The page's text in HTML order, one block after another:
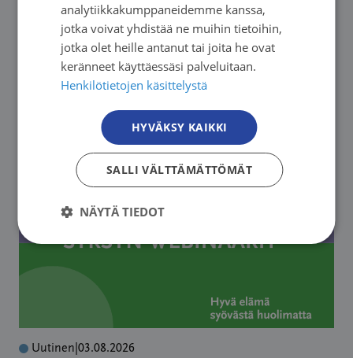
suuri tarve,Karri Seppä sanoo.
Uutinen 03.08.2026
analytiikkakumppaneidemme kanssa,
jotka voivat yhdistää ne muihin tietoihin,
jotka olet heille antanut tai joita he ovat
keränneet käyttäessäsi palveluitaan.
Henkilötietojen käsittelystä
HYVÄKSY KAIKKI
SALLI VÄLTTÄMÄTTÖMÄT
NÄYTÄ TIEDOT